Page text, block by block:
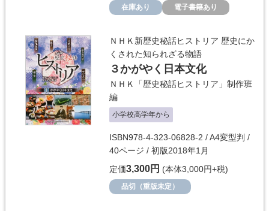
在庫あり 電子書籍あり
ＮＨＫ新歴史秘話ヒストリア 歴史にか
くされた知られざる物語
３かがやく日本文化
ＮＨＫ「歴史秘話ヒストリア」制作班
編
小学校高学年から
ISBN978-4-323-06828-2 / A4変型判 /
40ページ / 初版2018年1月
定価3,300円 (本体3,000円+税)
品切（重版未定）